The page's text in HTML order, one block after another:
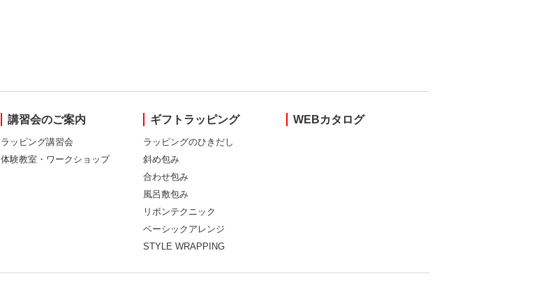
講習会のご案内
ラッピング講習会
体験教室・ワークショップ
ギフトラッピング
ラッピングのひきだし
斜め包み
合わせ包み
風呂敷包み
リボンテクニック
ベーシックアレンジ
STYLE WRAPPING
WEBカタログ